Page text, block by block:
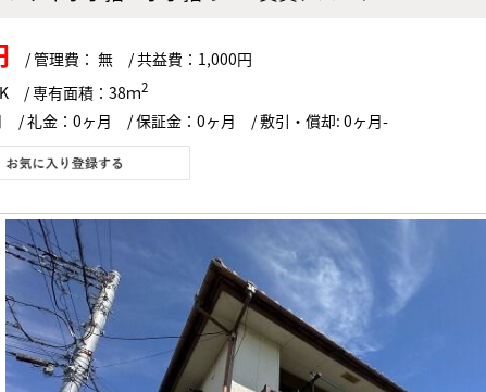
ポイント よくある質問
指店 ピタットハウス新所沢店
/ 管理費： 無 / 共益費：1,000円
/ 専有面積：38ｍ2
/ 礼金：0ヶ月 / 保証金：0ヶ月 / 敷引・償却: 0ヶ月-